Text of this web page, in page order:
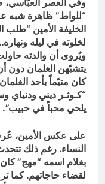
وفي العصر
“للواط” ظاهرة شبه
الخليفة الأمين
لخلوته في ليله
ويُروى أن والدته
يتشبّهن الغلمان دون
كان متيّماً بأحد
“كـوثـر ديني
يلحي محباً في حبيب”.
على عكس الأمين، عُرف
النساء. رغم ذلك
بغلام اسمه “مهج”
لقضاء حاجاتهم. كما